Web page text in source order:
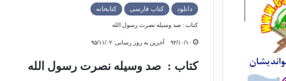
دانلود کتاب فارسی کتابخانه
کتاب : صد وسیله نصرت رسول الله
۹۲/۱۰/۱۰ آخرین به روز رسانی: ۹۵/۱۱/۰۲
کتاب : صد وسیله نصرت رسول الله